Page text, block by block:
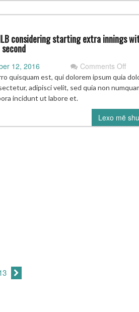
considering starting extra innings
12, 2016 Comments Offon
quisquam est, qui dolorem ipsum quia
adipisci velit, sed quia non
incidunt ut labore et.
Lexo më